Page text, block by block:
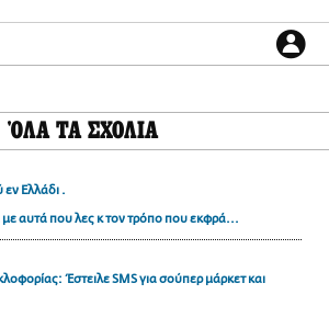
το
ΌΛΑ ΤΑ ΣΧΟΛΙΑ
εν Ελλάδι .
αυτά που λες κ τον τρόπο που εκφρά...
Έστειλε SMS για σούπερ μάρκετ και